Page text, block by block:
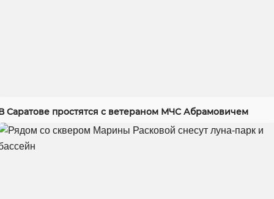
Саратове простятся с ветераном МЧС Абрамовичем